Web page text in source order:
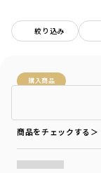
絞り込み
購入商品
商品をチェックする＞